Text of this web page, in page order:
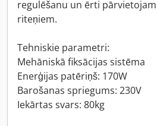
regulēšanu un ērti
riteņiem.
Tehniskie parametri:
Mehāniskā fiksācijas sistēma
Enerģijas patēriņš: 170W
Barošanas spriegums: 230V
Iekārtas svars: 80kg